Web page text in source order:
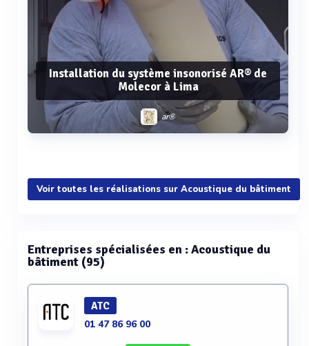
Installation du système insonorisé AR® de
Molecor à Lima
ar®
Voir plus
Voir toutes les réalisations sur Acoustique du bâtiment
Entreprises spécialisées en : Acoustique du
bâtiment (95)
ATC
01 47 86 96 00